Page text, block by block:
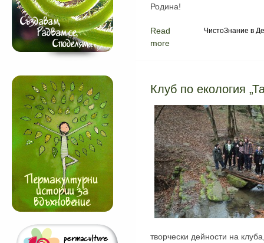
Родина!
ЧистоЗнание в
Read
more
Клуб по екология
творчески дейности на